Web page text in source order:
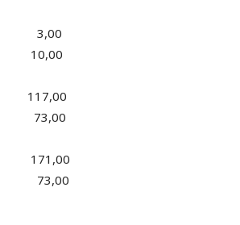
3,00
10,00
117,00
73,00
171,00
73,00